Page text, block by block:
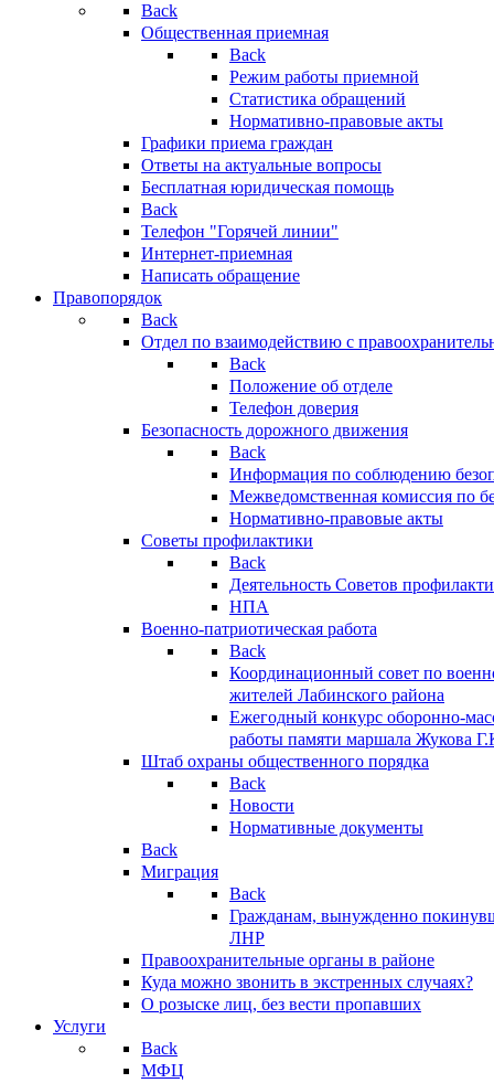
Back
Общественная приемная
Back
Режим работы приемной
Статистика обращений
Нормативно-правовые акты
Графики приема граждан
Ответы на актуальные вопросы
Бесплатная юридическая помощь
Back
Телефон "Горячей линии"
Интернет-приемная
Написать обращение
Правопорядок
Back
Отдел по взаимодействию с
Back
Положение об отделе
Телефон доверия
Безопасность дорожного движения
Back
Информация по соблюдению
Межведомственная комиссия по
Нормативно-правовые акты
Советы профилактики
Back
Деятельность Советов
НПА
Военно-патриотическая работа
Back
Координационный совет по
жителей Лабинского района
Ежегодный конкурс оборонно-
работы памяти маршала Жукова
Штаб охраны общественного порядка
Back
Новости
Нормативные документы
Back
Миграция
Back
Гражданам, вынужденно
ЛНР
Правоохранительные органы в районе
Куда можно звонить в экстренных случаях?
О розыске лиц, без вести пропавших
Услуги
Back
МФЦ